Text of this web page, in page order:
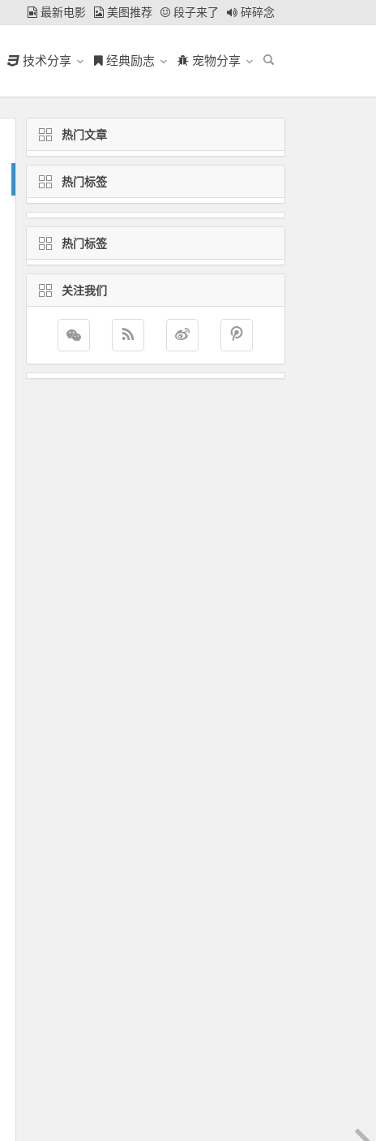
最新电影 美图推荐 段子来了 碎碎念
技术分享 经典励志 宠物分享
热门文章
热门标签
热门标签
关注我们